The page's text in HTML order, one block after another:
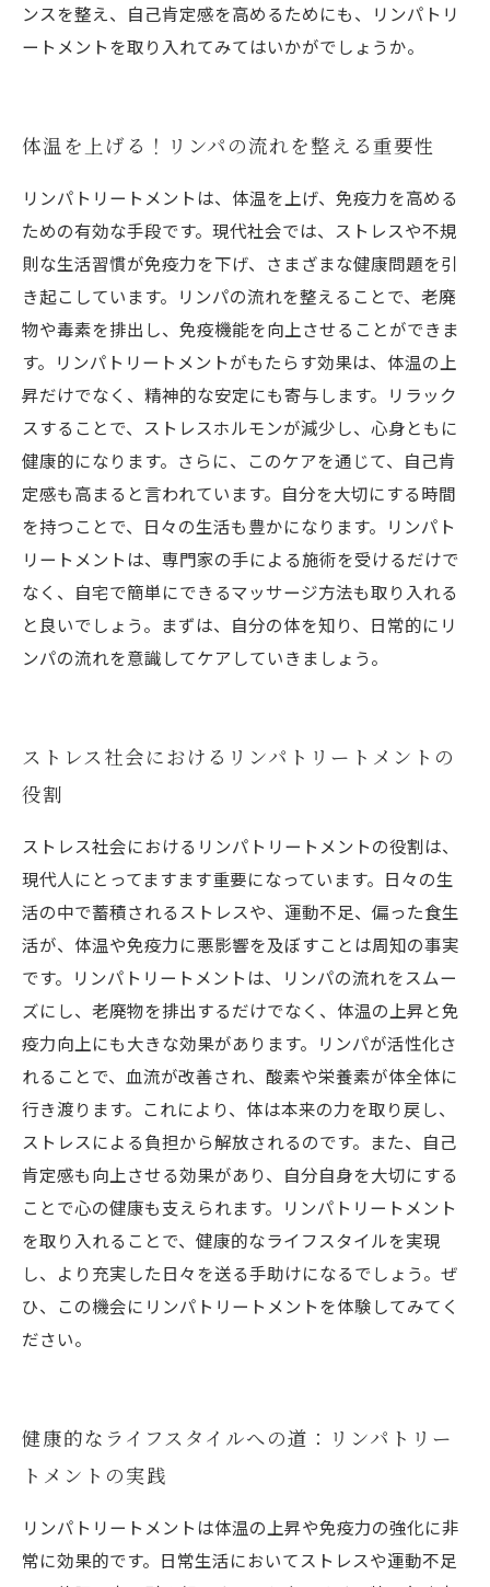
ンスを整え、自己肯定感を高めるためにも、リンパトリ
ートメントを取り入れてみてはいかがでしょうか。
体温を上げる！リンパの流れを整える重要性
リンパトリートメントは、体温を上げ、免疫力を高める
ための有効な手段です。現代社会では、ストレスや不規
則な生活習慣が免疫力を下げ、さまざまな健康問題を引
き起こしています。リンパの流れを整えることで、老廃
物や毒素を排出し、免疫機能を向上させることができま
す。リンパトリートメントがもたらす効果は、体温の上
昇だけでなく、精神的な安定にも寄与します。リラック
スすることで、ストレスホルモンが減少し、心身ともに
健康的になります。さらに、このケアを通じて、自己肯
定感も高まると言われています。自分を大切にする時間
を持つことで、日々の生活も豊かになります。リンパト
リートメントは、専門家の手による施術を受けるだけで
なく、自宅で簡単にできるマッサージ方法も取り入れる
と良いでしょう。まずは、自分の体を知り、日常的にリ
ンパの流れを意識してケアしていきましょう。
ストレス社会におけるリンパトリートメントの
役割
ストレス社会におけるリンパトリートメントの役割は、
現代人にとってますます重要になっています。日々の生
活の中で蓄積されるストレスや、運動不足、偏った食生
活が、体温や免疫力に悪影響を及ぼすことは周知の事実
です。リンパトリートメントは、リンパの流れをスムー
ズにし、老廃物を排出するだけでなく、体温の上昇と免
疫力向上にも大きな効果があります。リンパが活性化さ
れることで、血流が改善され、酸素や栄養素が体全体に
行き渡ります。これにより、体は本来の力を取り戻し、
ストレスによる負担から解放されるのです。また、自己
肯定感も向上させる効果があり、自分自身を大切にする
ことで心の健康も支えられます。リンパトリートメント
を取り入れることで、健康的なライフスタイルを実現
し、より充実した日々を送る手助けになるでしょう。ぜ
ひ、この機会にリンパトリートメントを体験してみてく
ださい。
健康的なライフスタイルへの道：リンパトリー
トメントの実践
リンパトリートメントは体温の上昇や免疫力の強化に非
常に効果的です。日常生活においてストレスや運動不足